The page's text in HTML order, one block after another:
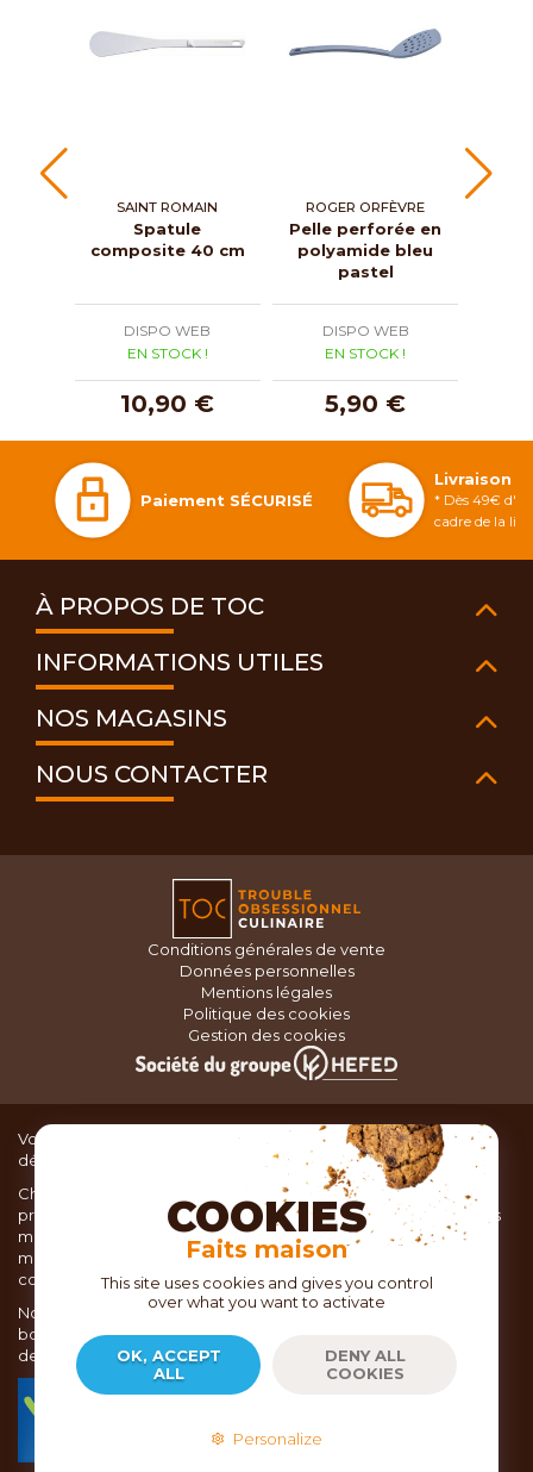
SAINT ROMAIN
Spatule
composite 40 cm
DISPO WEB
EN STOCK !
10,90 €
ROGER ORFÈVRE
Pelle perforée en
polyamide bleu
pastel
DISPO WEB
EN STOCK !
5,90 €
Paiement SÉCURISÉ
Livraison
* Dès 49€
cadre de la
À PROPOS DE TOC
INFORMATIONS UTILES
NOS MAGASINS
NOUS CONTACTER
Conditions générales de vente
Données personnelles
Mentions légales
Politique des cookies
Gestion des cookies
Vous recherchez du matériel de cuisine pour concocter de
délicieux plats ou des pâtisseries dignes d’un grand chef ?
Chez TOC, boutique d’ustensiles de cuisine, nous vous
proposons une large sélection de produits issus des meilleures
marques de matériel de cuisine: Ustensiles de pâtisserie,
matériel de cuisson, service de table, ustensiles de cuisine,
coutellerie, set picnic.
Nous vous réservons un accueil chaleureux au sein de nos 21
boutiques, mais vous trouverez également tout votre matériel
de cuisine en ligne sur notre site internet toc.fr
commerce et de la vente à distance depuis 2018.
COOKIES
Faits maison
This site uses cookies and gives you control
over what you want to activate
OK, ACCEPT
ALL
DENY ALL
COOKIES
Personalize